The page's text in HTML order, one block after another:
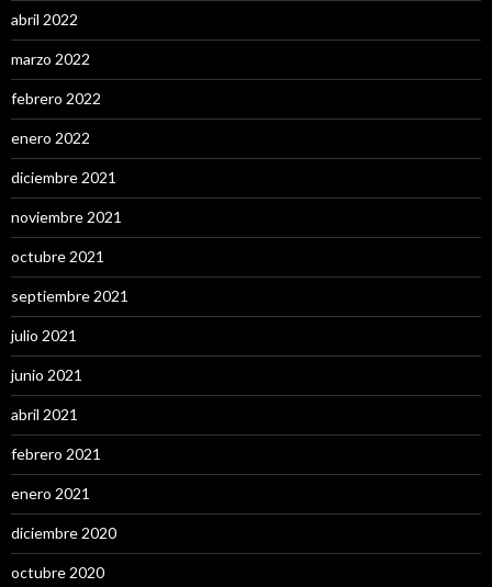
abril 2022
marzo 2022
febrero 2022
enero 2022
diciembre 2021
noviembre 2021
octubre 2021
septiembre 2021
julio 2021
junio 2021
abril 2021
febrero 2021
enero 2021
diciembre 2020
octubre 2020